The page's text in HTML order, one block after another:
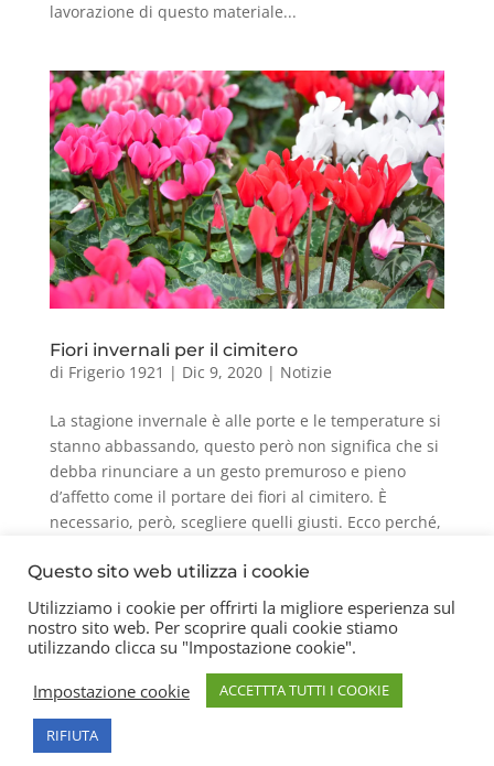
lavorazione di questo materiale...
Fiori invernali per il cimitero
di Frigerio 1921 | Dic 9, 2020| Notizie
La stagione invernale è alle porte e le temperature si
stanno abbassando, questo però non significa che si
debba rinunciare a un gesto premuroso e pieno
d’affetto come il portare dei fiori al cimitero. È
necessario, però, scegliere quelli giusti. Ecco perché,
Contatti Chi siamo Privacy Policy
Copyright 2026 © Frigerio Renzo Snc P.IVA
Questo sito web utilizza i cookie
Utilizziamo i cookie per offrirti la migliore esperienza sul
nostro sito web. Per scoprire quali cookie stiamo
utilizzando clicca su "Impostazione cookie".
Impostazione cookie
ACCETTTA TUTTI I COOKIE
RIFIUTA